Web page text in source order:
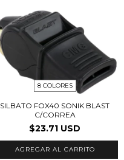
8 COLORES
SILBATO FOX40 SONIK BLAST
C/CORREA
$23.71 USD
AGREGAR AL CARRITO